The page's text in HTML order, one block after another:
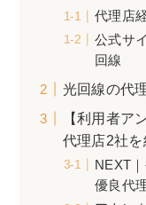
代理店
公式サ
回線
光回線の代
【利用者ア
代理店2社を
NEXT
優良代